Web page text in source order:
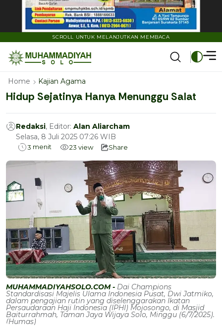
SCROLL UNTUK MELANJUTKAN MEMBACA
Home Kajian Agama
Hidup Sejatinya Hanya Menunggu Salat
Redaksi, Editor: Alan Aliarcham
Selasa, 8 Juli 2025 07:26 WIB
3 menit 23 view Share
MUHAMMADIYAHSOLO.COM - Dai Champions
Standardisasi Majelis Ulama Indonesia Pusat, Dwi Jatmiko,
dalam pengajian rutin yang diselenggarakan Ikatan
Persaudaraan Haji Indonesia (IPHI) Mojosongo, di Masjid
Baiturrahmah, Taman Jaya Wijaya Solo, Minggu (6/7/2025).
(Humas)